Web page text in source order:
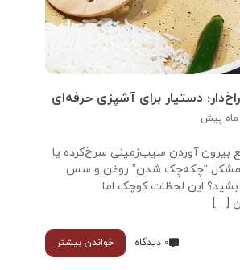
دستیار برای آشپزی حرفه‌ای
بیرون آوردن سیب‌زمینی سرخ‌کرده یا
مشکلِ “چکه‌چک شدن” روغن و سس
این لحظات کوچک اما
[…]
0 دیدگاه خواندن بیشتر